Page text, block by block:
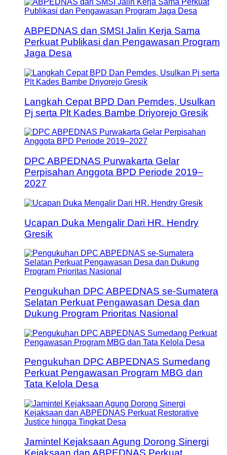
ABPEDNAS dan SMSI Jalin Kerja Sama
Perkuat Publikasi dan Pengawasan Program
Jaga Desa
Langkah Cepat BPD Dan Pemdes, Usulkan
Pj serta Plt Kades Bambe Driyorejo Gresik
DPC ABPEDNAS Purwakarta Gelar
Perpisahan Anggota BPD Periode 2019–
2027
Ucapan Duka Mengalir Dari HR. Hendry
Gresik
Pengukuhan DPC ABPEDNAS se-Sumatera
Selatan Perkuat Pengawasan Desa dan
Dukung Program Prioritas Nasional
Pengukuhan DPC ABPEDNAS Sumedang
Perkuat Pengawasan Program MBG dan
Tata Kelola Desa
Jamintel Kejaksaan Agung Dorong Sinergi
Kejaksaan dan ABPEDNAS Perkuat